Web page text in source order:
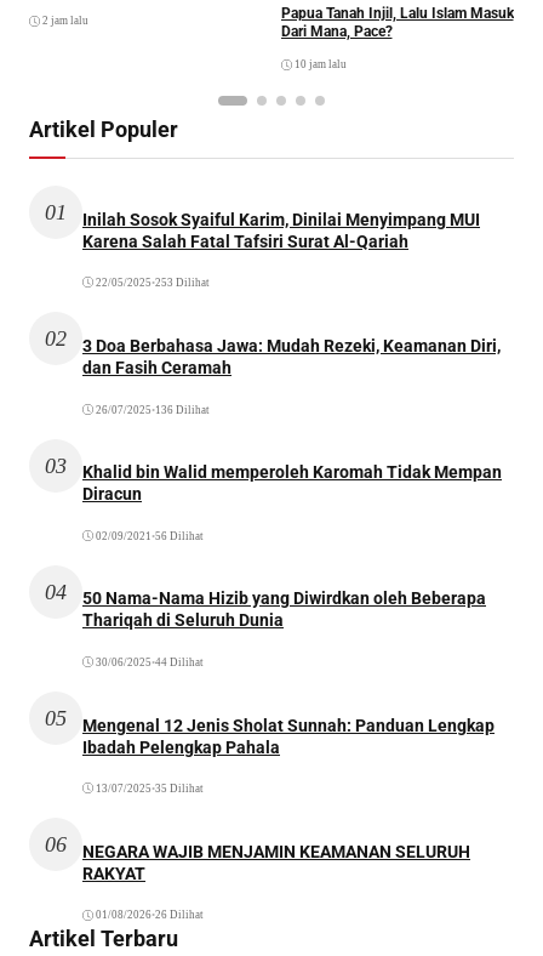
2 jam lalu
Papua Tanah Injil, Lalu Islam Masuk
Dari Mana, Pace?
10 jam lalu
Artikel Populer
01
Inilah Sosok Syaiful Karim, Dinilai Menyimpang MUI
Karena Salah Fatal Tafsiri Surat Al-Qariah
22/05/2025 •253 Dilihat
02
3 Doa Berbahasa Jawa: Mudah Rezeki, Keamanan Diri,
dan Fasih Ceramah
26/07/2025 •136 Dilihat
03
Khalid bin Walid memperoleh Karomah Tidak Mempan
Diracun
02/09/2021 •56 Dilihat
04
50 Nama-Nama Hizib yang Diwirdkan oleh Beberapa
Thariqah di Seluruh Dunia
30/06/2025 •44 Dilihat
05
Mengenal 12 Jenis Sholat Sunnah: Panduan Lengkap
Ibadah Pelengkap Pahala
13/07/2025 •35 Dilihat
06
NEGARA WAJIB MENJAMIN KEAMANAN SELURUH
RAKYAT
01/08/2026•26 Dilihat
Artikel Terbaru